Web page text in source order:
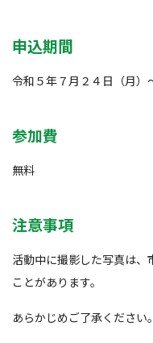
申込期間
令和５年７月２４日（月）
参加費
無料
注意事項
活動中に撮影した写真は、
ことがあります。
あらかじめご了承ください。